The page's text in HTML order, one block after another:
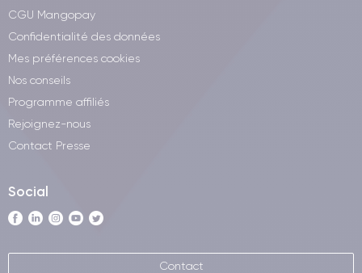
CGU Mangopay
Confidentialité des données
Mes préférences cookies
Nos conseils
Programme affiliés
Rejoignez-nous
Contact Presse
Social
Contact